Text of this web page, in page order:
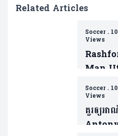
Related Articles
Soccer.
Views
Man
ដ៏ឆ្នើមម្
ថ្នូរទិញល
Soccer.
Views
គួរឲ្យអ